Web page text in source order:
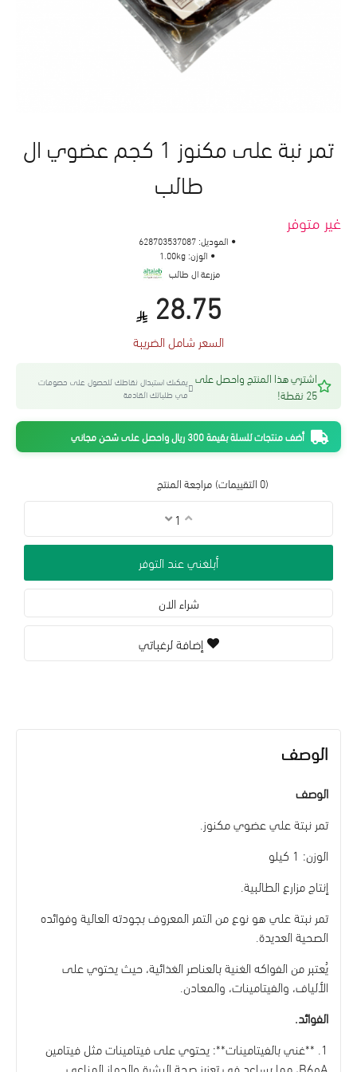
غير متوفر
تمر نبة على مكنوز 1 كجم عضوي ال
طالب
(0 التقييمات) مراجعة المنتج
28.75
السعر شامل الضريبة
الموديل: 628703537087
الوزن: 1.00kg
مزرعة ال طالب
اشتري هذا المنتج واحصل على
25 نقطة!
يمكنك استبدال نقاطك للحصول على خصومات
في طلباتك القادمة
أضف منتجات للسلة بقيمة 300 ريال واحصل على شحن مجاني
أبلغني عند التوفر
شراء الان
إضافة لرغباتي
الوصف
الوصف
تمر نبتة علي عضوي مكنوز.
الوزن: 1 كيلو
إنتاج مزارع الطالبية.
تمر نبتة علي هو نوع من التمر المعروف بجودته العالية وفوائده
الصحية العديدة.
يُعتبر من الفواكه الغنية بالعناصر الغذائية، حيث يحتوي على
الألياف، والفيتامينات، والمعادن.
الفوائد.
1. **غني بالفيتامينات**: يحتوي على فيتامينات مثل فيتامين
AوB6، مما يساعد في تعزيز صحة البشرة والجهاز المناعي.